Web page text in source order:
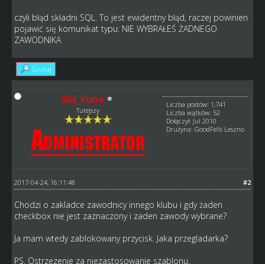
czyli błąd składni SQL. To jest ewidentny błąd, raczej powinien
pojawić się komunikat typu: NIE WYBRAŁEŚ ŻADNEGO
ZAWODNIKA
Szukaj
GM_Kuba
Tutejszy
Liczba postów: 1,741
Liczba wątków: 52
Dołączył: Jul 2010
Drużyna: GoodFells Leszno
#2
2017-04-24, 16:11:48
Chodzi o zakladce zawodnicy innego klubu i gdy żaden
checkbox nie jest zaznaczony i zaden zawody wybrane?
Ja mam wtedy zablokowany przycisk. Jaka przegladarka?
PS. Ostrzezenie za niezastosowanie szablonu.